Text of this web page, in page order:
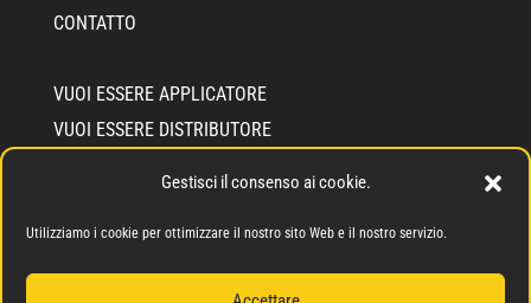
Gestisci il consenso ai cookie.
Utilizziamo i cookie per ottimizzare il nostro sito Web e il nostro servizio.
CONTATTO
VUOI ESSERE APPLICATORE
VUOI ESSERE DISTRIBUTORE
SIGILLO DI IMPEGNO SOLIDALE